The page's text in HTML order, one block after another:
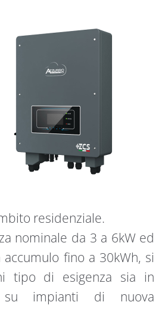
residenziale.
nominale da 3 a 6kW ed
fino a 30kWh, si
tipo di esigenza sia in
impianti di nuova